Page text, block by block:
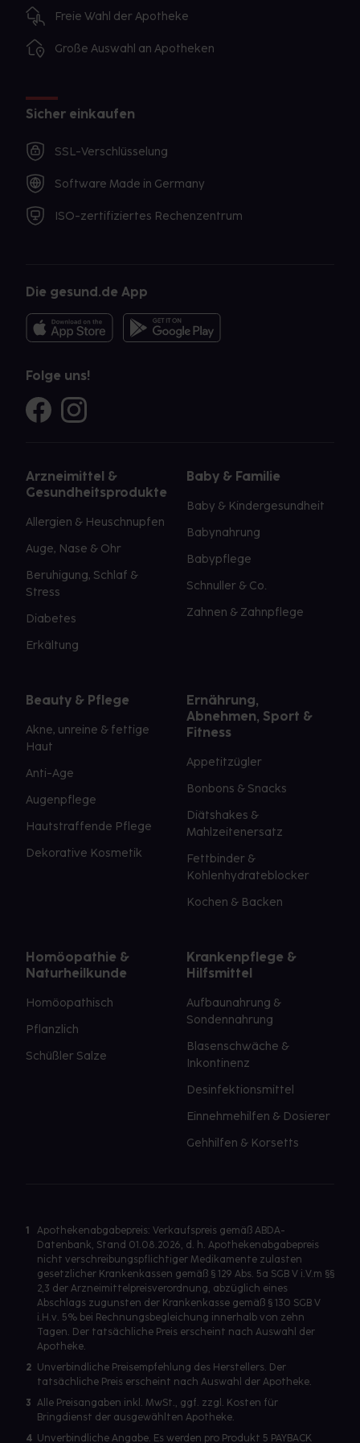
Freie Wahl der Apotheke
Große Auswahl an Apotheken
Sicher einkaufen
SSL-Verschlüsselung
Software Made in Germany
ISO-zertifiziertes Rechenzentrum
Die gesund.de App
Folge uns!
Arzneimittel &
Gesundheitsprodukte
Allergien & Heuschnupfen
Auge, Nase & Ohr
Beruhigung, Schlaf &
Stress
Diabetes
Erkältung
Baby & Familie
Baby & Kindergesundheit
Babynahrung
Babypflege
Schnuller & Co.
Zahnen & Zahnpflege
Beauty & Pflege
Akne, unreine & fettige
Haut
Anti-Age
Augenpflege
Hautstraffende Pflege
Dekorative Kosmetik
Ernährung,
Abnehmen, Sport &
Fitness
Appetitzügler
Bonbons & Snacks
Diätshakes &
Mahlzeitenersatz
Fettbinder &
Kohlenhydrateblocker
Kochen & Backen
Homöopathie &
Naturheilkunde
Homöopathisch
Pflanzlich
Schüßler Salze
Krankenpflege &
Hilfsmittel
Aufbaunahrung &
Sondennahrung
Blasenschwäche &
Inkontinenz
Desinfektionsmittel
Einnehmehilfen & Dosierer
Gehhilfen & Korsetts
1
Apothekenabgabepreis: Verkaufspreis gemäß ABDA-
Datenbank, Stand 01.08.2026, d. h. Apothekenabgabepreis
nicht verschreibungspflichtiger Medikamente zulasten
gesetzlicher Krankenkassen gemäß § 129 Abs. 5a SGB V i.V.m §§
2,3 der Arzneimittelpreisverordnung, abzüglich eines
Abschlags zugunsten der Krankenkasse gemäß § 130 SGB V
i.H.v. 5% bei Rechnungsbegleichung innerhalb von zehn
Tagen. Der tatsächliche Preis erscheint nach Auswahl der
Apotheke.
2 Unverbindliche Preisempfehlung des Herstellers. Der
tatsächliche Preis erscheint nach Auswahl der Apotheke.
3 Alle Preisangaben inkl. MwSt., ggf. zzgl. Kosten für
Bringdienst der ausgewählten Apotheke.
4 Unverbindliche Angabe. Es werden pro Produkt 5 PAYBACK